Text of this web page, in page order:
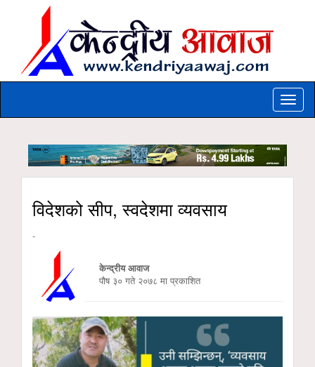
Toggle
विदेशको सीप, स्वदेशमा व्यवसाय
-
केन्द्रीय आवाज
पौष ३० गते २०७८ मा प्रकाशित